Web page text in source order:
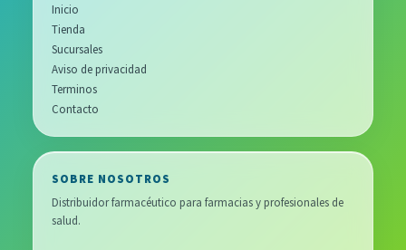
Inicio
Tienda
Sucursales
Aviso de privacidad
Terminos
Contacto
SOBRE NOSOTROS
Distribuidor farmacéutico para farmacias y profesionales de
salud.